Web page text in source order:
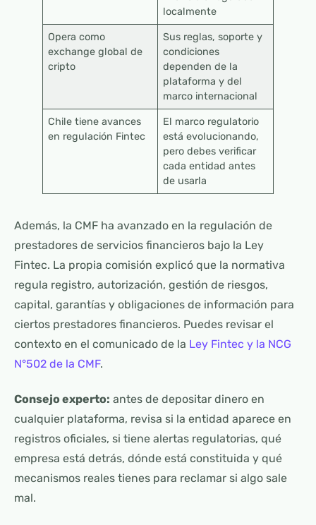
localmente
Opera como
exchange global de
cripto
Sus reglas, soporte y
condiciones
dependen de la
plataforma y del
marco internacional
Chile tiene avances
en regulación Fintec
El marco regulatorio
está evolucionando,
pero debes verificar
cada entidad antes
de usarla
Además, la CMF ha avanzado en la regulación de
prestadores de servicios financieros bajo la Ley
Fintec. La propia comisión explicó que la normativa
regula registro, autorización, gestión de riesgos,
capital, garantías y obligaciones de información para
ciertos prestadores financieros. Puedes revisar el
contexto en el comunicado de la Ley Fintec y la NCG
N°502 de la CMF.
Consejo experto: antes de depositar dinero en
cualquier plataforma, revisa si la entidad aparece en
registros oficiales, si tiene alertas regulatorias, qué
empresa está detrás, dónde está constituida y qué
mecanismos reales tienes para reclamar si algo sale
mal.